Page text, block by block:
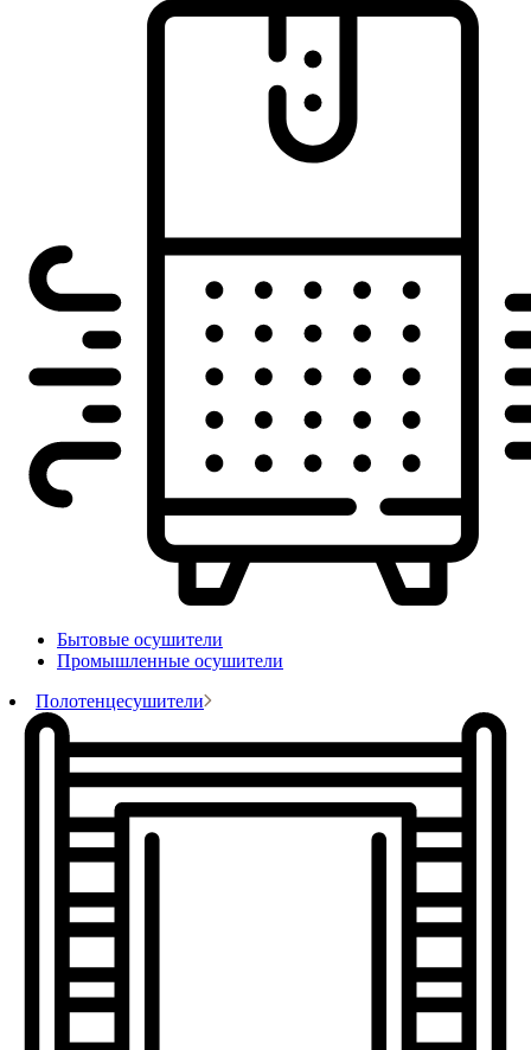
Бытовые осушители
Промышленные осушители
Полотенцесушители